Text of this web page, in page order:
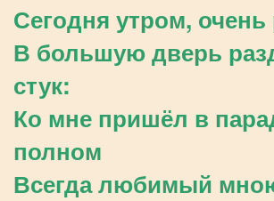
Сегодня утром, очень
В большую дверь
стук:
Ко мне пришёл в
полном
Всегда любимый